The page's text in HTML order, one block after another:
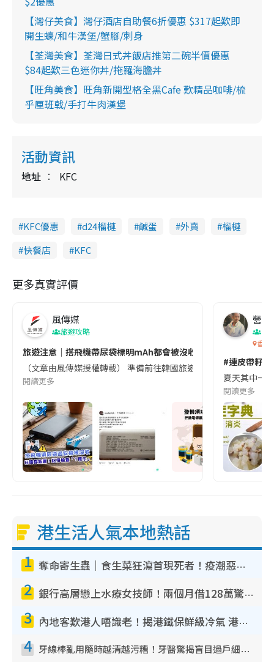
【灣仔美食】灣仔酒店自助餐6折優惠 $317起歎即
開生蠔/和牛漢堡/蟹腳/刺身
【荃灣美食】荃灣日式丼飯店推第二碗半價優惠
$84起歎三色迷你丼/拖羅海膽丼
【旺角美食】旺角新開型格全黑Cafe 歎精品咖啡/梳
乎厘班戟/手打牛肉漢堡
活動資訊
地址 KFC
KFC優惠 d24榴槤 鹹蛋 外賣
榴槤
快餐店
KFC
更多真實評價
風傳媒
旅遊攻略
旅遊注意｜搭飛機帶尿袋標明mAh都會被沒收😱出發前切記檢查
（文章由風傳媒授權轉載） 準備前往韓國旅遊的民眾，近期要
閱讀更多
營養
香港
#連皮帶籽
夏天其中一
閱讀更多
港生活人氣本地熱話
1 奪命寄生蟲｜食生菜狂瀉首現死者！疫潮惡化錄1.8萬宗病例 揭洗菜3大謬誤
2 銀行高層戀上水療女技師！兩個月借128萬驚覺「沉船」沉落火海 揭背後疑似邪教操控賣淫
3 內地客歎港人唔識老！揭港鐵保鮮級冷氣 港人求放過：咪投訴
4 牙線棒亂用隨時越清越污糟！牙醫驚揭盲目過戶細菌恐致蛀牙：呢種先係日常真保養